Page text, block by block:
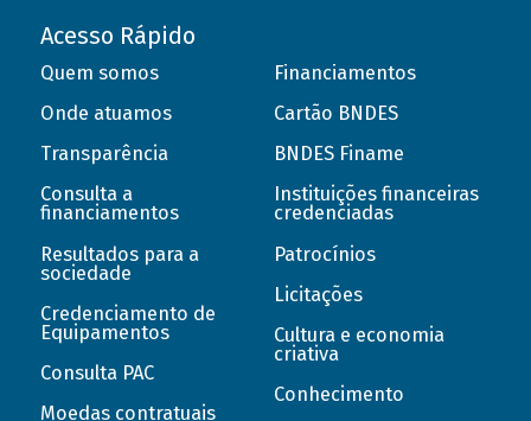
Acesso Rápido
Quem somos
Onde atuamos
Transparência
Consulta a
financiamentos
Resultados para a
sociedade
Credenciamento de
Equipamentos
Consulta PAC
Moedas contratuais
Financiamentos
Cartão BNDES
BNDES Finame
Instituições financeiras
credenciadas
Patrocínios
Licitações
Cultura e economia
criativa
Conhecimento